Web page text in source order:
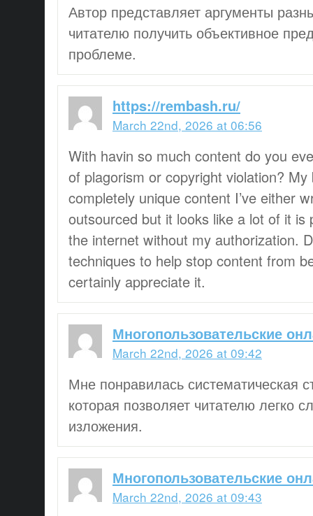
Автор представляет аргументы
читателю получить объективное
проблеме.
https://rembash.ru/
March 22nd, 2026 at 06:56
With havin so much content do you
of plagorism or copyright violation?
completely unique content I’ve either
outsourced but it looks like a lot of it is
the internet without my authorization.
techniques to help stop content from
certainly appreciate it.
Многопользовательские
March 22nd, 2026 at 09:42
Мне понравилась систематическая
которая позволяет читателю легко
изложения.
Многопользовательские
March 22nd, 2026 at 09:43